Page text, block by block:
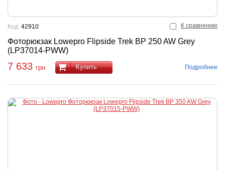
К сравнению
Фоторюкзак Lowepro Flipside Trek BP 250 AW Grey
(LP37014-PWW)
Код: 42910
7 633 грн Купить Подробнее